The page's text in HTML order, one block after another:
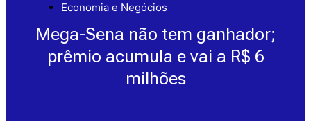
Economia e Negócios
Mega-Sena não tem ganhador;
prêmio acumula e vai a R$ 6
milhões